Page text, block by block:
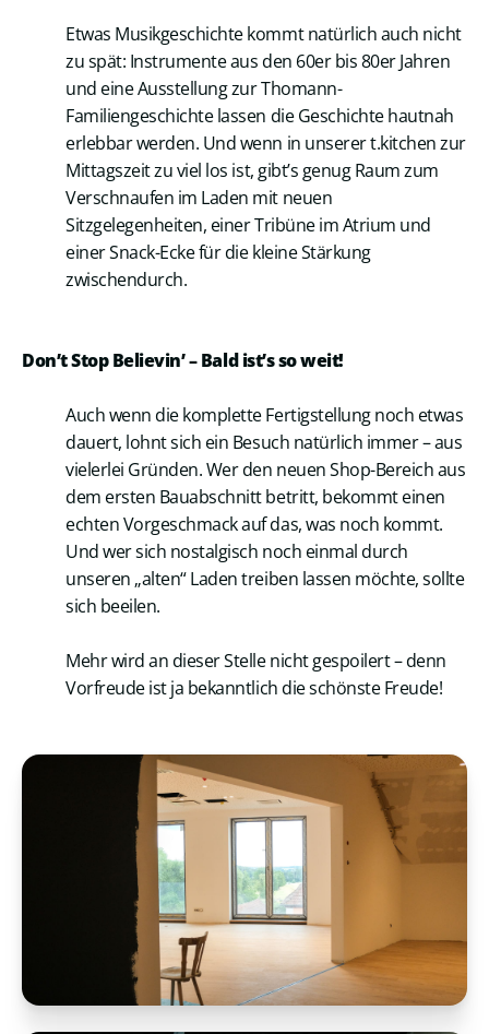
Etwas Musikgeschichte kommt natürlich auch nicht
zu spät: Instrumente aus den 60er bis 80er Jahren
und eine Ausstellung zur Thomann-
Familiengeschichte lassen die Geschichte hautnah
erlebbar werden. Und wenn in unserer t.kitchen zur
Mittagszeit zu viel los ist, gibt’s genug Raum zum
Verschnaufen im Laden mit neuen
Sitzgelegenheiten, einer Tribüne im Atrium und
einer Snack-Ecke für die kleine Stärkung
zwischendurch.
Don’t Stop Believin’ – Bald ist’s so weit!
Auch wenn die komplette Fertigstellung noch etwas
dauert, lohnt sich ein Besuch natürlich immer – aus
vielerlei Gründen. Wer den neuen Shop-Bereich aus
dem ersten Bauabschnitt betritt, bekommt einen
echten Vorgeschmack auf das, was noch kommt.
Und wer sich nostalgisch noch einmal durch
unseren „alten“ Laden treiben lassen möchte, sollte
sich beeilen.
Mehr wird an dieser Stelle nicht gespoilert – denn
Vorfreude ist ja bekanntlich die schönste Freude!